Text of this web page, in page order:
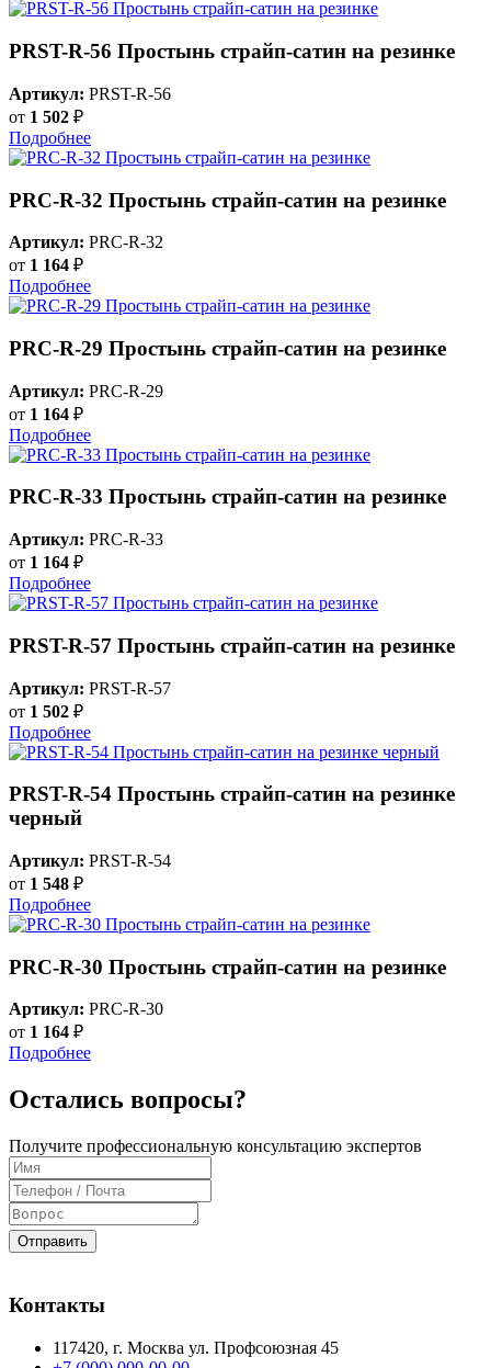
PRST-R-56 Простынь страйп-сатин на резинке
Артикул: PRST-R-56
от 1 502 ₽
Подробнее
PRC-R-32 Простынь страйп-сатин на резинке
Артикул: PRC-R-32
от 1 164 ₽
Подробнее
PRC-R-29 Простынь страйп-сатин на резинке
Артикул: PRC-R-29
от 1 164 ₽
Подробнее
PRC-R-33 Простынь страйп-сатин на резинке
Артикул: PRC-R-33
от 1 164 ₽
Подробнее
PRST-R-57 Простынь страйп-сатин на резинке
Артикул: PRST-R-57
от 1 502 ₽
Подробнее
PRST-R-54 Простынь страйп-сатин на резинке
черный
Артикул: PRST-R-54
от 1 548 ₽
Подробнее
PRC-R-30 Простынь страйп-сатин на резинке
Артикул: PRC-R-30
от 1 164 ₽
Подробнее
Остались вопросы?
Получите профессиональную консультацию экспертов
Отправить
Контакты
117420, г. Москва ул. Профсоюзная 45